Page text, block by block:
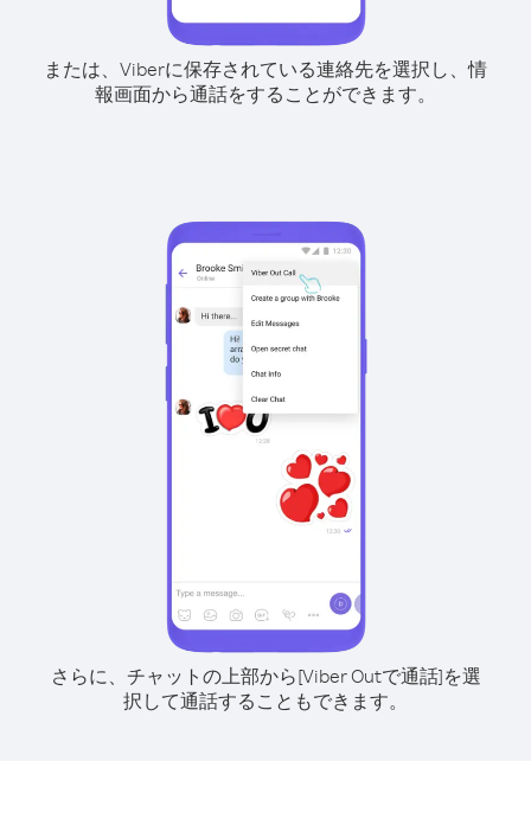
または、Viberに保存されている連絡先を選択し、情
報画面から通話をすることができます。
さらに、チャットの上部から[Viber Outで通話]を選
択して通話することもできます。